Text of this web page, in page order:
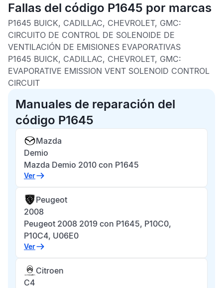
Fallas del código P1645 por marcas
P1645 BUICK, CADILLAC, CHEVROLET, GMC:
CIRCUITO DE CONTROL DE SOLENOIDE DE
VENTILACIÓN DE EMISIONES EVAPORATIVAS
P1645 BUICK, CADILLAC, CHEVROLET, GMC:
EVAPORATIVE EMISSION VENT SOLENOID CONTROL
CIRCUIT
Manuales de reparación del
código P1645
Mazda
Demio
Mazda Demio 2010 con P1645
Ver
Peugeot
2008
Peugeot 2008 2019 con P1645, P10C0,
P10C4, U06E0
Ver
Citroen
C4